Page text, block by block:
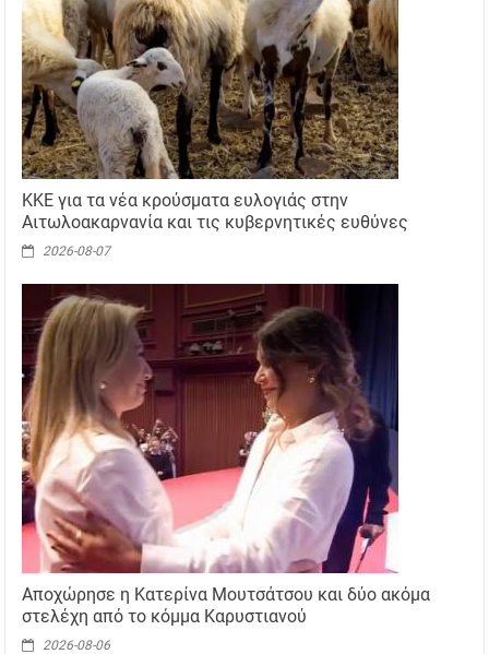
ΚΚΕ για τα νέα κρούσματα ευλογιάς στην
Αιτωλοακαρνανία και τις κυβερνητικές ευθύνες
2026-08-07
Αποχώρησε η Κατερίνα Μουτσάτσου και δύο ακόμα
στελέχη από το κόμμα Καρυστιανού
2026-08-06